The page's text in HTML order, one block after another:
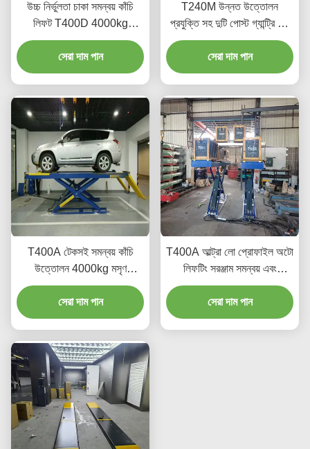
উচ্চ নির্ভুলতা চাকা সমন্বয় কাঁচি
লিফট T400D 4000kg
কর্মশালার জন্য ক্ষমতা
সেরা দাম পান
T240M উন্নত উত্তোলন
প্রযুক্তি সহ দুটি পোস্ট গ্যান্ট্রি কার
উত্তোলন সরঞ্জাম
সেরা দাম পান
T400A টেকসই সমন্বয় কাঁচি
উত্তোলন 4000kg মসৃণ
উত্তোলন সঙ্গে
সেরা দাম পান
T400A আল্ট্রা লো প্রোফাইল অটো
লিফটিং সরঞ্জাম সমন্বয় এবং
রক্ষণাবেক্ষণের জন্য
সেরা দাম পান